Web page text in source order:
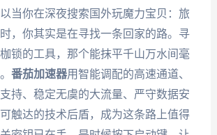
当你在深夜搜索国外玩魔力宝贝：旅
，你其实是在寻找一条回家的路。寻
锁的工具，那个能抹平千山万水间毫
番茄加速器用智能调配的高速通道、
持、稳定无虞的大流量、严守数据安
触达的技术后盾，成为这条路上值得